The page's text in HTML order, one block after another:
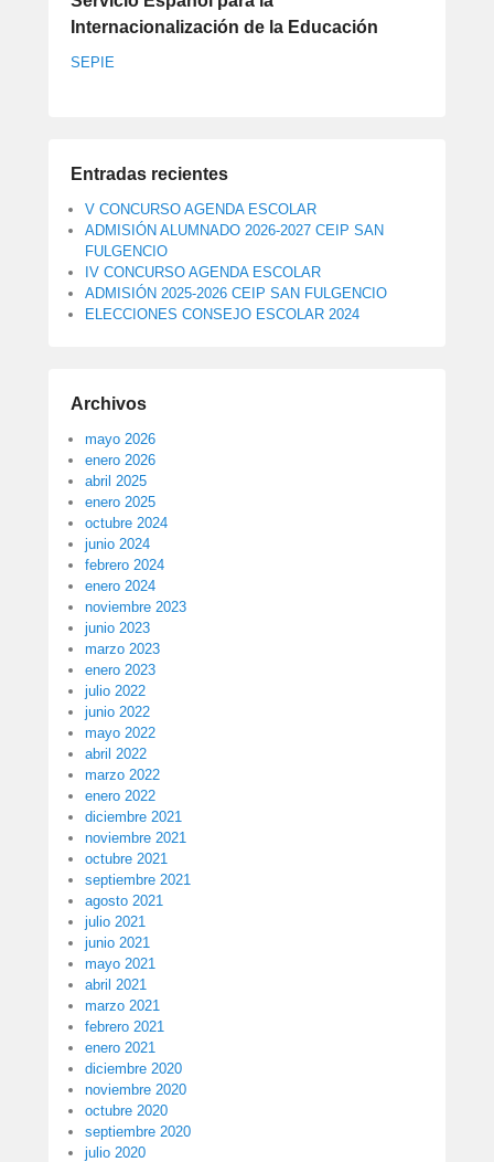
Internacionalización de la Educación
SEPIE
Entradas recientes
V CONCURSO AGENDA ESCOLAR
ADMISIÓN ALUMNADO 2026-2027 CEIP SAN
FULGENCIO
IV CONCURSO AGENDA ESCOLAR
ADMISIÓN 2025-2026 CEIP SAN FULGENCIO
ELECCIONES CONSEJO ESCOLAR 2024
Archivos
mayo 2026
enero 2026
abril 2025
enero 2025
octubre 2024
junio 2024
febrero 2024
enero 2024
noviembre 2023
junio 2023
marzo 2023
enero 2023
julio 2022
junio 2022
mayo 2022
abril 2022
marzo 2022
enero 2022
diciembre 2021
noviembre 2021
octubre 2021
septiembre 2021
agosto 2021
julio 2021
junio 2021
mayo 2021
abril 2021
marzo 2021
febrero 2021
enero 2021
diciembre 2020
noviembre 2020
octubre 2020
septiembre 2020
julio 2020